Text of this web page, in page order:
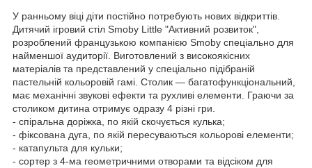
У ранньому віці діти постійно потребують нових відкриттів.
Дитячий ігровий стіл Smoby Little "Активний розвиток",
розроблений французькою компанією Smoby спеціально для
найменшої аудиторії. Виготовлений з високоякісних
матеріалів та представлений у спеціально підібраній
пастельній кольоровій гамі. Столик — багатофункціональний,
має механічні звукові ефекти та рухливі елементи. Граючи за
столиком дитина отримує одразу 4 різні гри.
- спіральна доріжка, по якій скочується кулька;
- фіксована дуга, по якій пересуваються кольорові елементи;
- катапульта для кульки;
- сортер з 4-ма геометричними отворами та відсіком для